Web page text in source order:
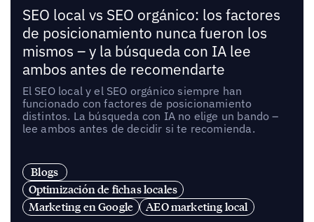
SEO local vs SEO orgánico: los factores
de posicionamiento nunca fueron los
mismos – y la búsqueda con IA lee
ambos antes de recomendarte
El SEO local y el SEO orgánico siempre han
funcionado con factores de posicionamiento
distintos. La búsqueda con IA no elige un bando –
lee ambos antes de decidir si te recomienda.
Blogs
Optimización de fichas locales
Marketing en Google
AEO marketing local